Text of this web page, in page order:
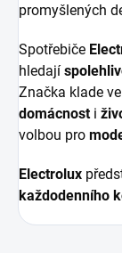
promyšlených
Spotřebiče
hledají
Značka klade
domácnosti
volbou pro
Electrolux
každodenního